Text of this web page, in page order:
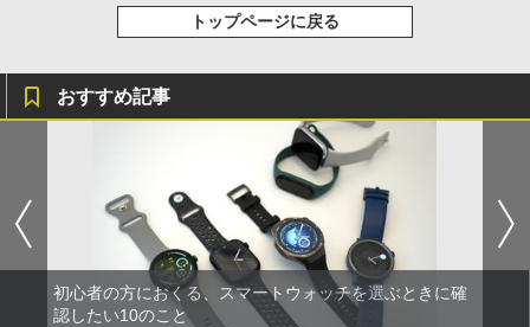
トップページに戻る
おすすめ記事
初心者の方におくる、スマートウォッチを選ぶときに確
認したい10のこと